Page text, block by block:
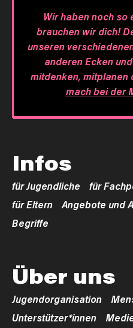
Wir haben noch so
brauchen wir dich!
unseren
anderen Ecken
mitdenken, mitplanen
mach bei der
Infos
für Jugendliche
für
für Eltern
Angebote und
Begriffe
Über uns
Jugendorganisation
Unterstützer*innen